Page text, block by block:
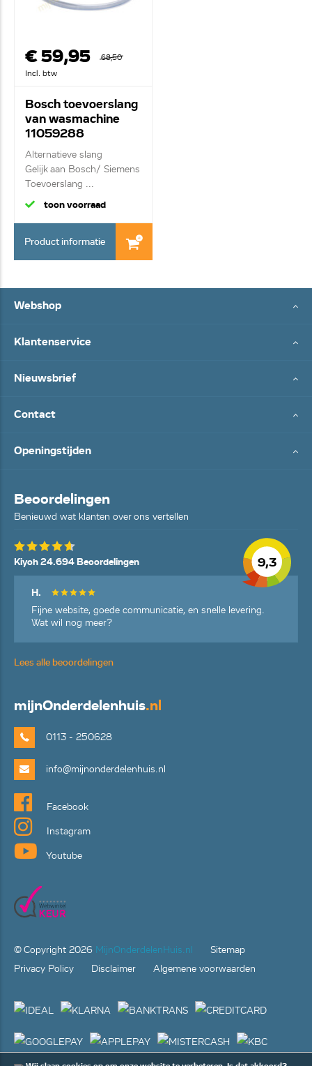
€ 59,95
68,50
Incl. btw
Bosch toevoerslang
van wasmachine
11059288
Alternatieve slang
Gelijk aan Bosch/ Siemens
Toevoerslang ...
toon voorraad
Product informatie
Webshop
Klantenservice
Nieuwsbrief
Contact
Openingstijden
Beoordelingen
Benieuwd wat klanten over ons vertellen
9,3
Kiyoh 24.694 Beoordelingen
H.
Fijne website, goede communicatie, en snelle levering.
Wat wil nog meer?
Lees alle beoordelingen
mijnOnderdelenhuis.nl
0113 - 250628
info@mijnonderdelenhuis.nl
Facebook
Instagram
Youtube
© Copyright 2026 MijnOnderdelenHuis.nl
Sitemap
Privacy Policy
Disclaimer Algemene voorwaarden